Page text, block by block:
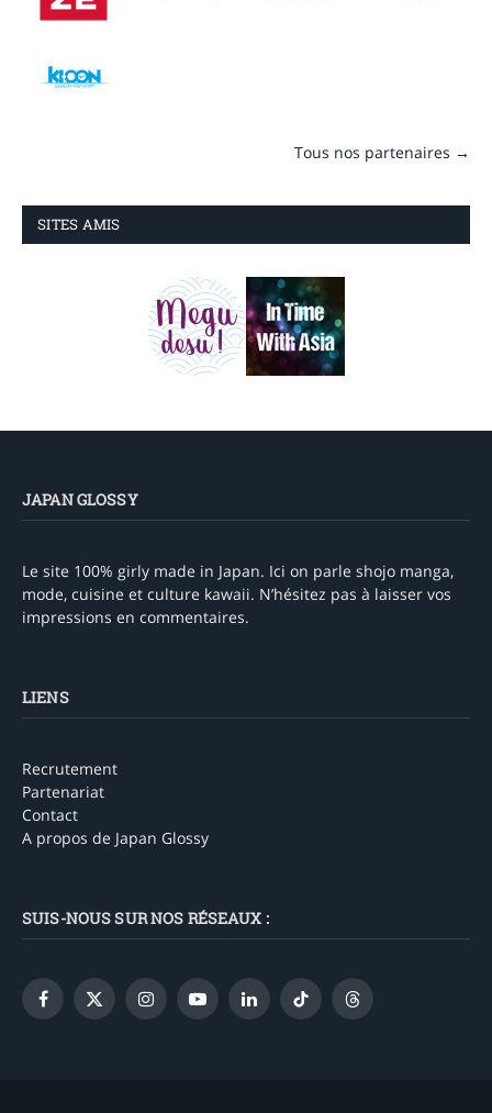
Tous nos partenaires →
SITES AMIS
JAPAN GLOSSY
Le site 100% girly made in Japan. Ici on parle shojo manga,
mode, cuisine et culture kawaii. N’hésitez pas à laisser vos
impressions en commentaires.
LIENS
Recrutement
Partenariat
Contact
A propos de Japan Glossy
SUIS-NOUS SUR NOS RÉSEAUX :
Facebook
X
InstagramYouTubeLinkedInTikTok Threads